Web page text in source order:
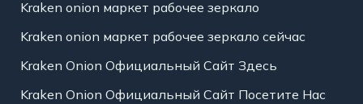
Kraken onion маркет рабочее зеркало
Kraken onion маркет рабочее зеркало сейчас
Kraken Onion Официальный Сайт Здесь
Kraken Onion Официальный Сайт Посетите Нас